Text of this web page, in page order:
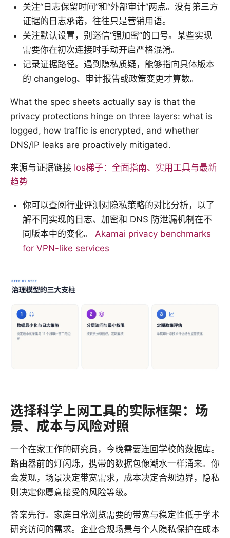
关注“日志保留时间”和“外部审计”两点。没有第三方
证据的日志承诺，往往只是营销用语。
关注默认设置，别迷信“强加密”的口号。某些实现
需要你在初次连接时手动开启严格混淆。
记录证据路径。遇到隐私质疑，能够指向具体版本
的 changelog、审计报告或政策变更才算数。
What the spec sheets actually say is that the
privacy protections hinge on three layers: what is
logged, how traffic is encrypted, and whether
DNS/IP leaks are proactively mitigated.
来源与证据链接 Ios梯子：全面指南、实用工具与最新
趋势
你可以查阅行业评测对隐私策略的对比分析，以了
解不同实现的日志、加密和 DNS 防泄漏机制在不
同版本中的变化。 Akamai privacy benchmarks
for VPN-like services
选择科学上网工具的实际框架：场
景、成本与风险对照
一个在家工作的研究员，今晚需要连回学校的数据库。
路由器前的灯闪烁，携带的数据包像潮水一样涌来。你
会发现，场景决定带宽需求，成本决定合规边界，隐私
则决定你愿意接受的风险等级。
答案先行。家庭日常浏览需要的带宽与稳定性低于学术
研究访问的需求。企业合规场景与个人隐私保护在成本